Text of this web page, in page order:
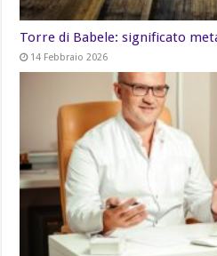
Torre di Babele: significato
14 Febbraio 2026